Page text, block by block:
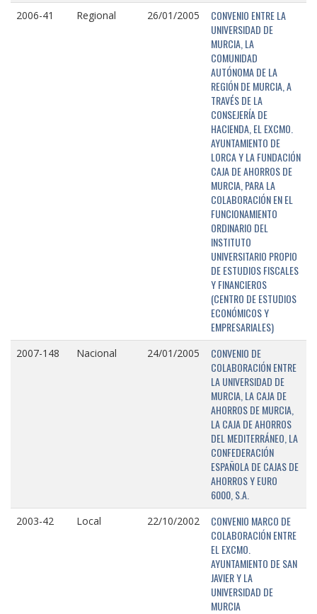
2006-41 Regional 26/01/2005
CONVENIO ENTRE LA
UNIVERSIDAD DE
MURCIA, LA
COMUNIDAD
AUTÓNOMA DE LA
REGIÓN DE MURCIA, A
TRAVÉS DE LA
CONSEJERÍA DE
HACIENDA, EL EXCMO.
AYUNTAMIENTO DE
LORCA Y LA FUNDACIÓN
CAJA DE AHORROS DE
MURCIA, PARA LA
COLABORACIÓN EN EL
FUNCIONAMIENTO
ORDINARIO DEL
INSTITUTO
UNIVERSITARIO PROPIO
DE ESTUDIOS FISCALES
Y FINANCIEROS
(CENTRO DE ESTUDIOS
ECONÓMICOS Y
EMPRESARIALES)
2007-148 Nacional 24/01/2005
CONVENIO DE
COLABORACIÓN ENTRE
LA UNIVERSIDAD DE
MURCIA, LA CAJA DE
AHORROS DE MURCIA,
LA CAJA DE AHORROS
DEL MEDITERRÁNEO, LA
CONFEDERACIÓN
ESPAÑOLA DE CAJAS DE
AHORROS Y EURO
6000, S.A.
2003-42 Local 22/10/2002
CONVENIO MARCO DE
COLABORACIÓN ENTRE
EL EXCMO.
AYUNTAMIENTO DE SAN
JAVIER Y LA
UNIVERSIDAD DE
MURCIA